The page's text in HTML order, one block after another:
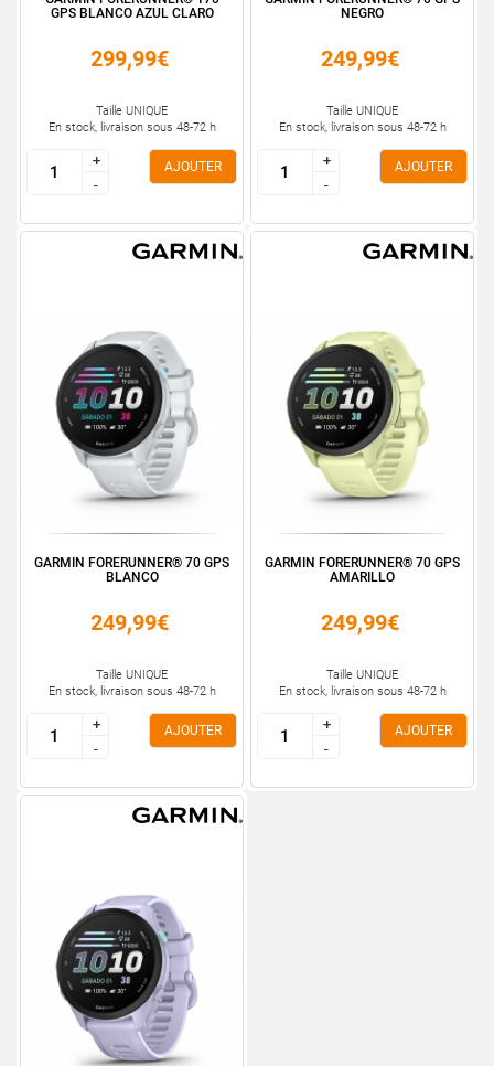
GPS BLANCO AZUL CLARO
299,99€
Taille UNIQUE
En stock, livraison sous 48-72 h
+
-
+
-
AJOUTER
NEGRO
249,99€
Taille UNIQUE
En stock, livraison sous 48-72 h
+
-
+
-
AJOUTER
GARMIN FORERUNNER® 70 GPS
BLANCO
249,99€
Taille UNIQUE
En stock, livraison sous 48-72 h
+
-
+
-
AJOUTER
GARMIN FORERUNNER® 70 GPS
AMARILLO
249,99€
Taille UNIQUE
En stock, livraison sous 48-72 h
+
-
+
-
AJOUTER